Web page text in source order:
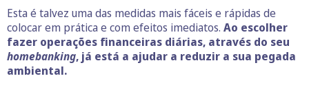
Esta é talvez uma das medidas mais fáceis e rápidas de
colocar em prática e com efeitos imediatos. Ao escolher
fazer operações financeiras diárias, através do seu
homebanking, já está a ajudar a reduzir a sua pegada
ambiental.